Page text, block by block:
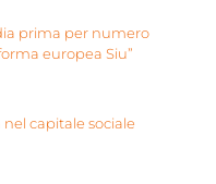
prima per numero
europea Siu”
capitale sociale